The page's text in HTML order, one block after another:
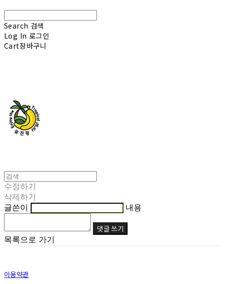
Search 검색
Log In 로그인
Cart장바구니
수정하기
삭제하기
글쓴이
내용
댓글 쓰기
목록으로 가기
이용약관